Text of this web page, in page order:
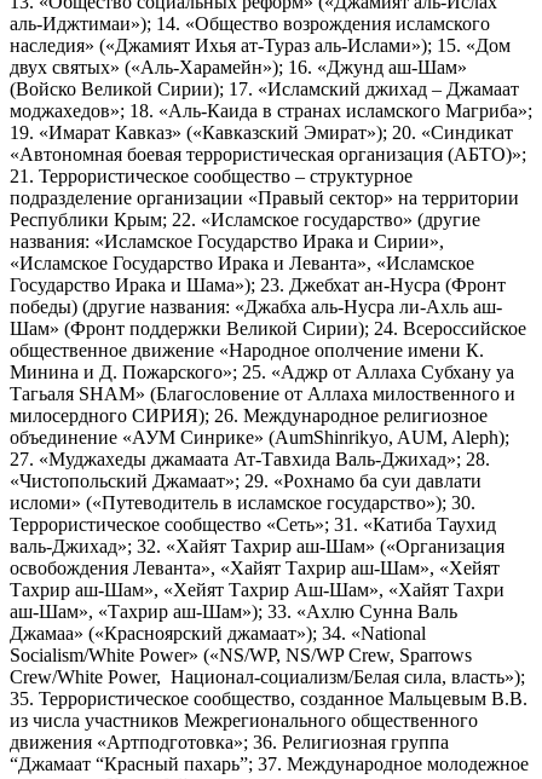
аль-Иджтимаи»); 14. «Общество возрождения исламского
наследия» («Джамият Ихья ат-Тураз аль-Ислами»); 15. «Дом
двух святых» («Аль-Харамейн»); 16. «Джунд аш-Шам»
(Войско Великой Сирии); 17. «Исламский джихад – Джамаат
моджахедов»; 18. «Аль-Каида в странах исламского Магриба»;
19. «Имарат Кавказ» («Кавказский Эмират»); 20. «Синдикат
«Автономная боевая террористическая организация (АБТО)»;
21. Террористическое сообщество – структурное
подразделение организации «Правый сектор» на территории
Республики Крым; 22. «Исламское государство» (другие
названия: «Исламское Государство Ирака и Сирии»,
«Исламское Государство Ирака и Леванта», «Исламское
Государство Ирака и Шама»); 23. Джебхат ан-Нусра (Фронт
победы) (другие названия: «Джабха аль-Нусра ли-Ахль аш-
Шам» (Фронт поддержки Великой Сирии); 24. Всероссийское
общественное движение «Народное ополчение имени К.
Минина и Д. Пожарского»; 25. «Аджр от Аллаха Субхану уа
Тагьаля SHAM» (Благословение от Аллаха милоственного и
милосердного СИРИЯ); 26. Международное религиозное
объединение «АУМ Синрике» (AumShinrikyo, AUM, Aleph);
27. «Муджахеды джамаата Ат-Тавхида Валь-Джихад»; 28.
«Чистопольский Джамаат»; 29. «Рохнамо ба суи давлати
исломи» («Путеводитель в исламское государство»); 30.
Террористическое сообщество «Сеть»; 31. «Катиба Таухид
валь-Джихад»; 32. «Хайят Тахрир аш-Шам» («Организация
освобождения Леванта», «Хайят Тахрир аш-Шам», «Хейят
Тахрир аш-Шам», «Хейят Тахрир Аш-Шам», «Хайят Тахри
аш-Шам», «Тахрир аш-Шам»); 33. «Ахлю Сунна Валь
Джамаа» («Красноярский джамаат»); 34. «National
Socialism/White Power» («NS/WP, NS/WP Crew, Sparrows
Crew/White Power, Национал-социализм/Белая сила, власть»);
35. Террористическое сообщество, созданное Мальцевым В.В.
из числа участников Межрегионального общественного
движения «Артподготовка»; 36. Религиозная группа
“Джамаат “Красный пахарь”; 37. Международное молодежное